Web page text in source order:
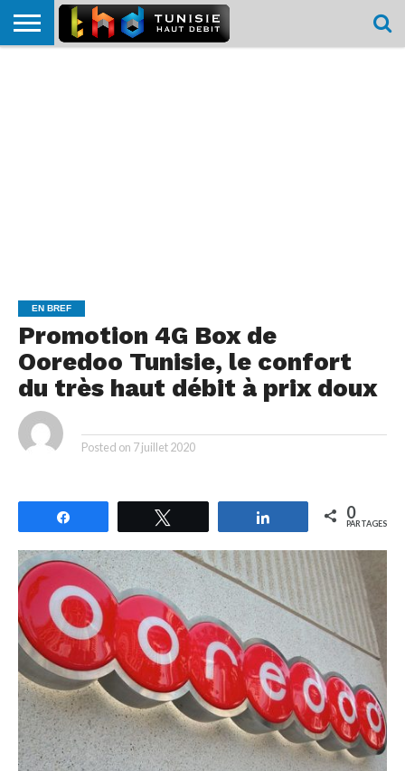
EN BREF
Promotion 4G Box de
Ooredoo Tunisie, le confort
du très haut débit à prix doux
Posted on 7 juillet 2020
Partagez 0
PARTAGES